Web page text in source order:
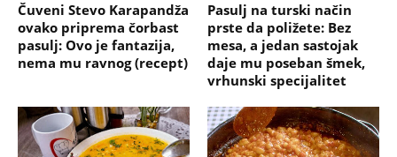
Čuveni Stevo Karapandža
ovako priprema čorbast
pasulj: Ovo je fantazija,
nema mu ravnog (recept)
Pasulj na turski način
prste da poližete: Bez
mesa, a jedan sastojak
daje mu poseban šmek,
vrhunski specijalitet